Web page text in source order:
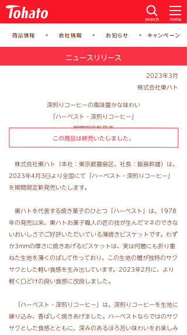
ニュースリリース
2023年3月
株式会社東ハト
深煎りコーヒーの風味豊かな味わい
「ハーベスト・深煎りコーヒー」
期間限定新発売
この商品は終売いたしました。
株式会社東ハト（本社：東京都豊島区、社長：飯島幹雄）は、
2023年4月3日より全国にて「ハーベスト・深煎りコーヒー」
を期間限定新発売いたします。
東ハトを代表する焼き菓子のひとつ「ハーベスト」は、1978
年の発売以来、東ハトお菓子職人の匠の技が生んだマネのできな
いおいしさでご好評いただいている薄焼きビスケットです。わず
か3mmの厚さに焼きあげるビスケットは、実は何層にも折り重
ねた生地を薄くのばして作っており、この生地の層が独特のサク
サクとした軽い食感を生み出しています。2023年2月に、より
軽く口どけの良い食感に改良しました。
「ハーベスト・深煎りコーヒー」は、深煎りコーヒーを生地に
練り込み、香ばしく焼きあげました。ハーベストならではのサク
サクとした食感とともに、深みのあるほろ苦い味わいをお楽しみ